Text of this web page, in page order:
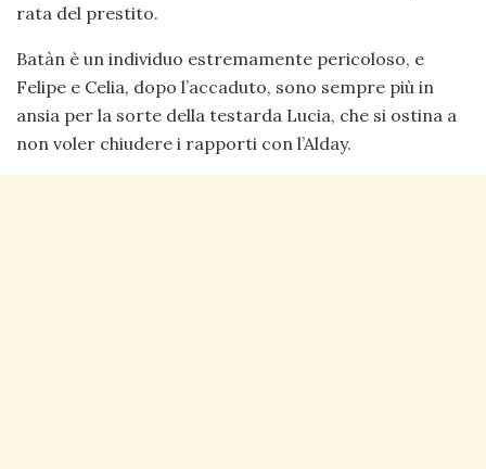
rata del prestito.
Batàn è un individuo estremamente pericoloso, e
Felipe e Celia, dopo l’accaduto, sono sempre più in
ansia per la sorte della testarda Lucia, che si ostina a
non voler chiudere i rapporti con l’Alday.